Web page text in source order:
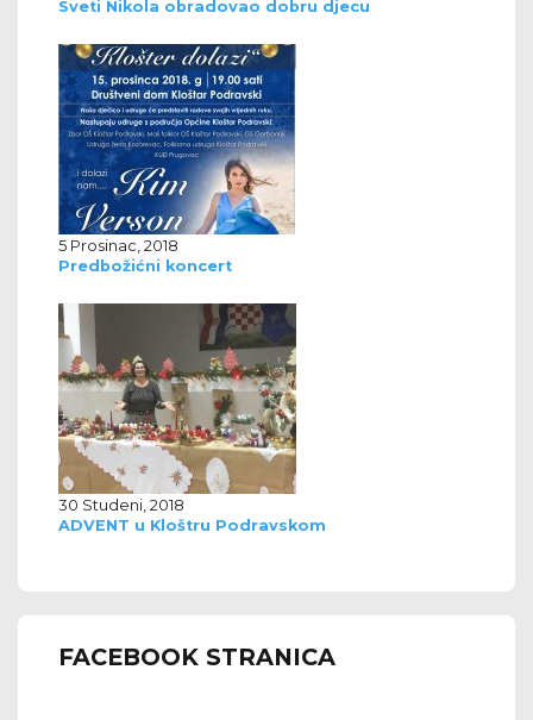
Sveti Nikola obradovao dobru djecu
5 Prosinac, 2018
Predbožićni koncert
30 Studeni, 2018
ADVENT u Kloštru Podravskom
FACEBOOK STRANICA